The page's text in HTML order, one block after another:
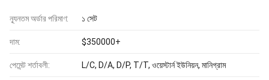
ন্যূনতম অর্ডার পরিমাণ: ১ সেট
দাম: $350000+
পেমেন্ট শর্তাবলী: L/C, D/A, D/P, T/T, ওয়েস্টার্ন ইউনিয়ন, মানিগ্রাম